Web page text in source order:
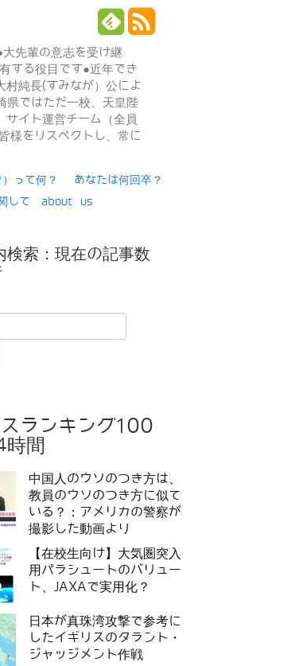
先輩の意志を受け継
する役目です●近年でき
純長(すみなが）公によ
県ではただ一校、天皇陛
イト運営チーム（全員
様をリスペクトし、常に
って何？
あなたは何回卒？
関して about us
検索：現在の記事数
スランキング100
間
中国人のウソのつき方は、
教員のウソのつき方に似て
いる？：アメリカの警察が
撮影した動画より
【在校生向け】大気圏突入
用パラシュートのバリュー
ト、JAXAで実用化？
日本が真珠湾攻撃で参考に
したイギリスのタラント・
ジャッジメント作戦